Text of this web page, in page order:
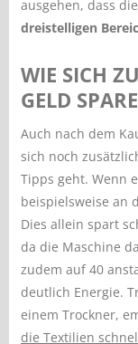
ausgehen, dass die
dreistelligen
WIE SICH
GELD
Auch nach dem
sich noch
Tipps geht. Wenn
beispielsweise an
Dies allein spart
da die Maschine
zudem auf 40
deutlich Energie.
einem Trockner,
die Textilien